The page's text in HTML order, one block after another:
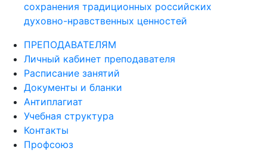
сохранения традиционных российских
духовно-нравственных ценностей
ПРЕПОДАВАТЕЛЯМ
Личный кабинет преподавателя
Расписание занятий
Документы и бланки
Антиплагиат
Учебная структура
Контакты
Профсоюз